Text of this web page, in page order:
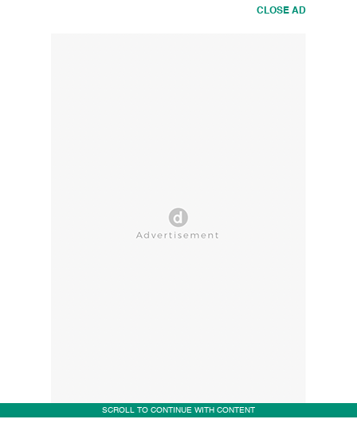
CLOSE AD
SCROLL TO CONTINUE WITH CONTENT